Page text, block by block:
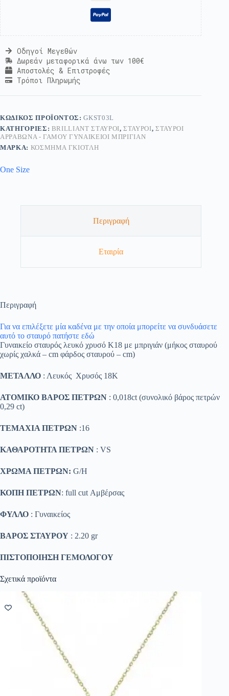
Οδηγοί Μεγεθών
Δωρεάν μεταφορικά άνω των 100€
Αποστολές & Επιστροφές
Τρόποι Πληρωμής
ΚΩΔΙΚΌΣ ΠΡΟΪΌΝΤΟΣ:GKST03L
ΚΑΤΗΓΟΡΊΕΣ: BRILLIANT ΣΤΑΥΡΟΊ,ΣΤΑΥΡΟΊ,ΣΤΑΥΡΟΊ
ΑΡΡΑΒΏΝΑ - ΓΆΜΟΥ ΓΥΝΑΙΚΕΊΟΙ ΜΠΡΙΓΙΆΝ
ΜΆΡΚΑ: ΚΟΣΜΗΜΑ ΓΚΙΟΤΛΗ
One Size
Περιγραφή
Εταιρία
Περιγραφή
Για να επιλέξετε μία καδένα με την οποία μπορείτε να συνδυάσετε
αυτό το σταυρό πατήστε εδώ
Γυναικείο σταυρός λευκό χρυσό Κ18 με μπριγιάν (μήκος σταυρού
χωρίς χαλκά – cm φάρδος σταυρού – cm)
ΜΕΤΑΛΛΟ : Λευκός Χρυσός 18K
ΑΤΟΜΙΚΟ ΒΑΡΟΣ ΠΕΤΡΩΝ : 0,018ct (συνολικό βάρος πετρών
0,29 ct)
ΤΕΜΑΧΙΑ ΠΕΤΡΩΝ :16
ΚΑΘΑΡΟΤΗΤΑ ΠΕΤΡΩΝ : VS
ΧΡΩΜΑ ΠΕΤΡΩΝ: G/H
ΚΟΠΗ ΠΕΤΡΩΝ: full cut Αμβέρσας
ΦΥΛΛΟ : Γυναικείος
ΒΑΡΟΣ ΣΤΑΥΡΟΥ : 2.20 gr
ΠΙΣΤΟΠΟΙΗΣΗ ΓΕΜΟΛΟΓΟΥ
Σχετικά προϊόντα